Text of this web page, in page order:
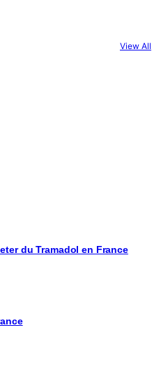
View All
du Tramadol en France